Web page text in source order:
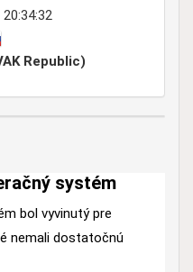
20:34:32
Republic)
systém
bol vyvinutý pre
nemali dostatočnú